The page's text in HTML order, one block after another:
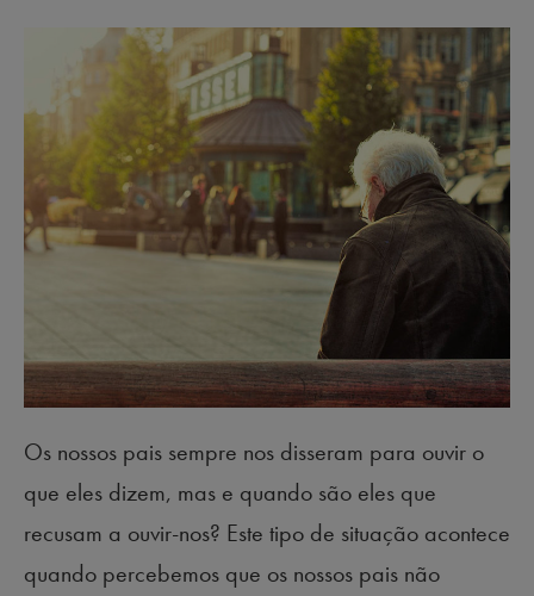
Os nossos pais sempre nos disseram para ouvir o
que eles dizem, mas e quando são eles que
recusam a ouvir-nos? Este tipo de situação acontece
quando percebemos que os nossos pais não